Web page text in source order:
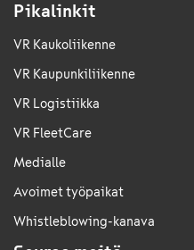
Pikalinkit
VR Kaukoliikenne
VR Kaupunkiliikenne
VR Logistiikka
VR FleetCare
Medialle
Avoimet työpaikat
Whistleblowing-kanava